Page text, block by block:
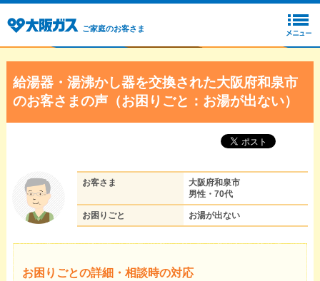
ご家庭のお客さま
給湯器・湯沸かし器を交換された大阪府和泉市
のお客さまの声（お困りごと：お湯が出ない）
お客さま
大阪府和泉市
男性・70代
お困りごと お湯が出ない
お困りごとの詳細・相談時の対応